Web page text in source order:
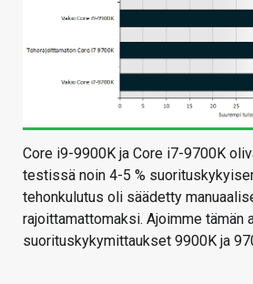
Core i9-9900K ja Core i7-9700K
testissä noin 4-5 %
tehonkulutus oli säädetty
rajoittamattomaksi. Ajoimme tämän
suorituskykymittaukset 9900K ja